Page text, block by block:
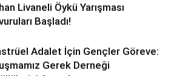
Livaneli Öykü Yarışması
Başladı!
Adalet İçin Gençler Göreve:
Gerek Derneği